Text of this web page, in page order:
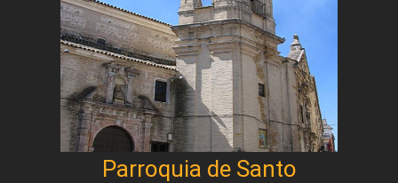
Parroquia de Santo